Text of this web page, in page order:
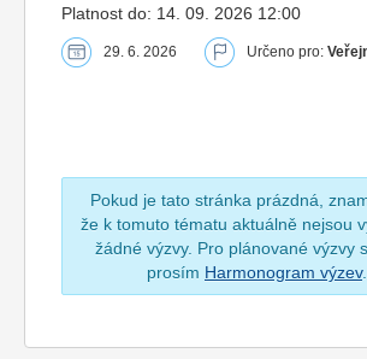
Platnost do: 14. 09. 2026 12:00
29. 6. 2026 Určeno pro:
Pokud je tato stránka prázdná,
že k tomuto tématu aktuálně nejsou
žádné výzvy. Pro plánované výzvy
prosím Harmonogram výzev.